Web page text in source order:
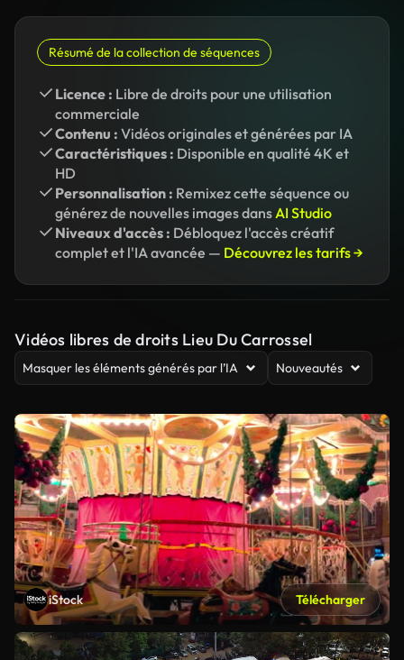
Résumé de la collection de séquences
Licence : Libre de droits pour une utilisation
commerciale
Contenu : Vidéos originales et générées par IA
Caractéristiques : Disponible en qualité 4K et
HD
Personnalisation : Remixez cette séquence ou
générez de nouvelles images dansAI Studio
Niveaux d'accès : Débloquez l'accès créatif
complet et l'IA avancée — Découvrez les tarifs →
Vidéos libres de droits Lieu Du Carrossel
Masquer les éléments générés par l’IA Nouveautés
iStock Télécharger